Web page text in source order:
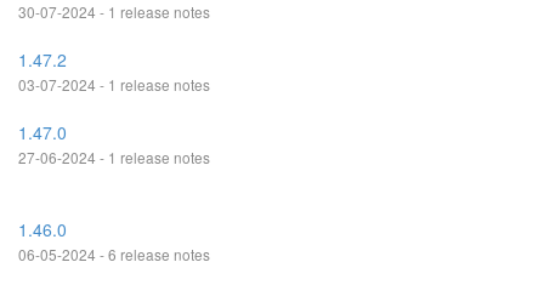
30-07-2024 - 1 release notes
1.47.2
03-07-2024 - 1 release notes
1.47.0
27-06-2024 - 1 release notes
1.46.0
06-05-2024 - 6 release notes